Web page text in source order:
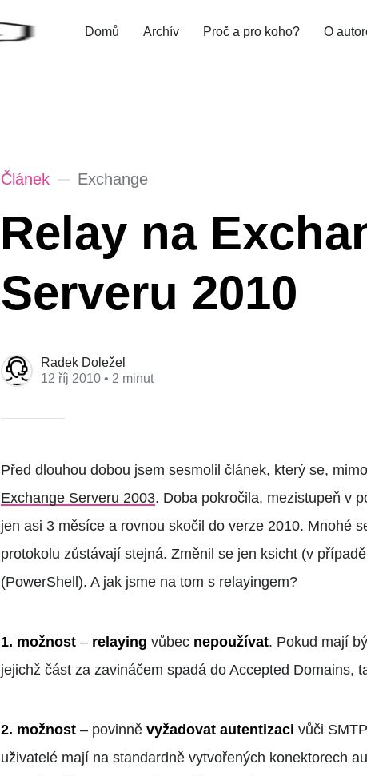
Domů Archív Proč a pro koho? O
Článek Exchange
Relay na
Serveru 2010
Radek Doležel
12 říj 2010 • 2 minut
Před dlouhou dobou jsem sesmolil článek, který se,
Exchange Serveru 2003. Doba pokročila, mezistupeň v
jen asi 3 měsíce a rovnou skočil do verze 2010. Mnohé
protokolu zůstávají stejná. Změnil se jen ksicht (v
(PowerShell). A jak jsme na tom s relayingem?
1. možnost – relaying vůbec nepoužívat. Pokud mají
jejichž část za zavináčem spadá do Accepted Domains,
2. možnost – povinněvyžadovat autentizaci vůči
uživatelé mají na standardně vytvořených konektorech